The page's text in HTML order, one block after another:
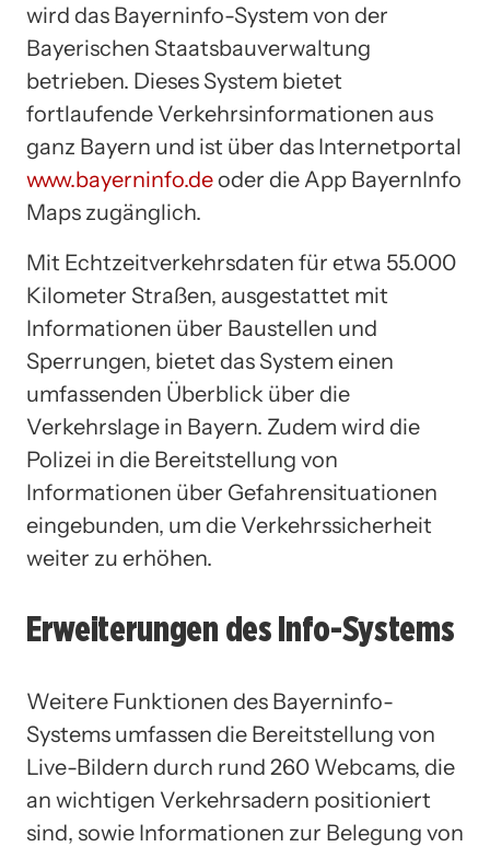
wird das Bayerninfo-System von der
Bayerischen Staatsbauverwaltung
betrieben. Dieses System bietet
fortlaufende Verkehrsinformationen aus
ganz Bayern und ist über das Internetportal
www.bayerninfo.deoder die App BayernInfo
Maps zugänglich.
Mit Echtzeitverkehrsdaten für etwa 55.000
Kilometer Straßen, ausgestattet mit
Informationen über Baustellen und
Sperrungen, bietet das System einen
umfassenden Überblick über die
Verkehrslage in Bayern. Zudem wird die
Polizei in die Bereitstellung von
Informationen über Gefahrensituationen
eingebunden, um die Verkehrssicherheit
weiter zu erhöhen.
Erweiterungen des Info-Systems
Weitere Funktionen des Bayerninfo-
Systems umfassen die Bereitstellung von
Live-Bildern durch rund 260 Webcams, die
an wichtigen Verkehrsadern positioniert
sind, sowie Informationen zur Belegung von